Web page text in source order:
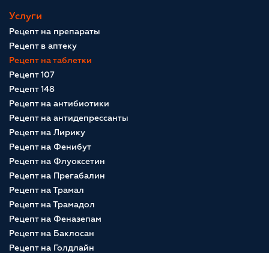
Услуги
Рецепт на препараты
Рецепт в аптеку
Рецепт на таблетки
Рецепт 107
Рецепт 148
Рецепт на антибиотики
Рецепт на антидепрессанты
Рецепт на Лирику
Рецепт на Фенибут
Рецепт на Флуоксетин
Рецепт на Прегабалин
Рецепт на Трамал
Рецепт на Трамадол
Рецепт на Феназепам
Рецепт на Баклосан
Рецепт на Голдлайн